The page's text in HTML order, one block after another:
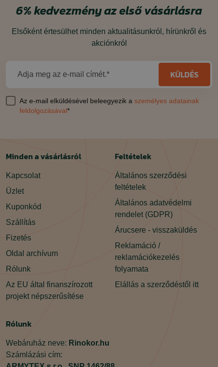
6%kedvezményaz első vásárlásra
Elsőként értesülhet minden aktualitásunkról, hírünkről és
akciónkról
Adja meg az e-mail címét.* KÜLDÉS
Az e-mail elküldésével beleegyezik a személyes adatainak
feldolgozásával*
Minden a vásárlásról
Kapcsolat
Üzlet
Kuponkód
Szállítás
Fizetés
Oldal archívum
Rólunk
Az EU által finanszírozott
projekt népszerűsítése
Feltételek
Általános szerződési
feltételek
Általános adatvédelmi
rendelet (GDPR)
Árucsere - visszaküldés
Reklamáció /
reklamációkezelés
folyamata
Elállás a szerződéstől itt
Rólunk
Webáruház neve: Rinokor.hu
Számlázási cím: